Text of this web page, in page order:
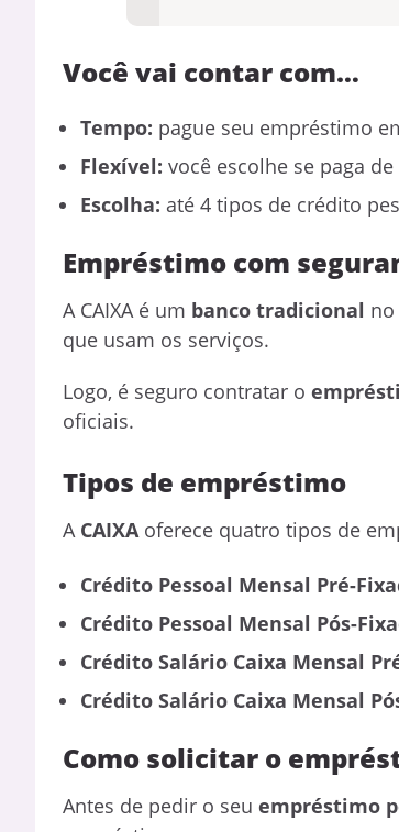
Você vai contar com…
Tempo: pague seu empréstimo
Flexível: você escolhe se paga
Escolha: até 4 tipos de crédito
Empréstimo com
A CAIXA é um banco tradicional
que usam os serviços.
Logo, é seguro contratar o
oficiais.
Tipos de empréstimo
ACAIXAoferece quatro tipos de
Crédito Pessoal Mensal Pré-
Crédito Pessoal Mensal Pós-
Crédito Salário Caixa Mensal
Crédito Salário Caixa Mensal
Como solicitar o
Antes de pedir o seu empréstimo